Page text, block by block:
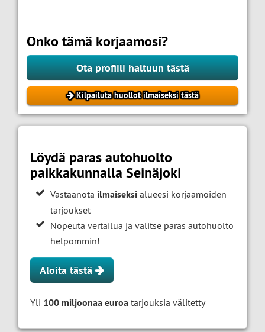
Onko tämä korjaamosi?
Ota profiili haltuun tästä
Kilpailuta huollot ilmaiseksi tästä
Löydä paras autohuolto
paikkakunnalla Seinäjoki
Vastaanota ilmaiseksi alueesi korjaamoiden
tarjoukset
Nopeuta vertailua ja valitse paras autohuolto
helpommin!
Aloita tästä
Yli 100 miljoonaa euroa tarjouksia välitetty